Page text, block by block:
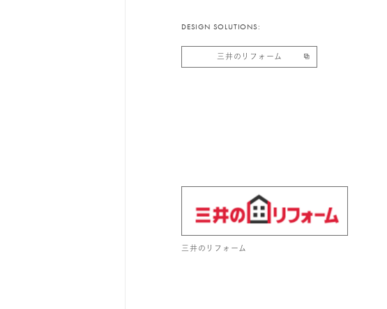
DESIGN SOLUTIONS:
三井のリフォーム
三井のリフォーム